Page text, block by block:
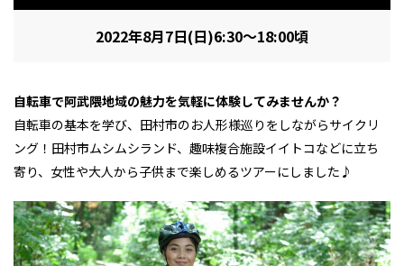
ク
ランチ
レジャー・スポー 非日常 イベントレポート
その他
その他
教育 ライフイベント
その他
2022年8月7日(日)6:30～18:00頃
自転車で阿武隈地域の魅力を気軽に体験してみませんか？
自転車の基本を学び、田村市のお人形様巡りをしながらサイクリ
ング！田村市ムシムシランド、趣味複合施設イイトコなどに立ち
寄り、女性や大人から子供まで楽しめるツアーにしました♪